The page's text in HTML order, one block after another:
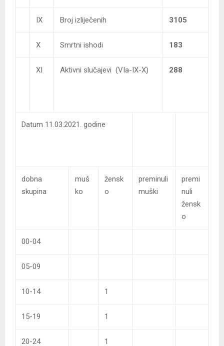
IX Broj izliječenih 3105
X Smrtni ishodi 183
XI Aktivni slučajevi (VIa-IX-X) 288
Datum 11.03.2021. godine
dobna
skupina
muš
ko
žensk
o
preminuli
muški
premi
nuli
žensk
o
00-04
05-09
10-14 1
15-19 1
20-24 1